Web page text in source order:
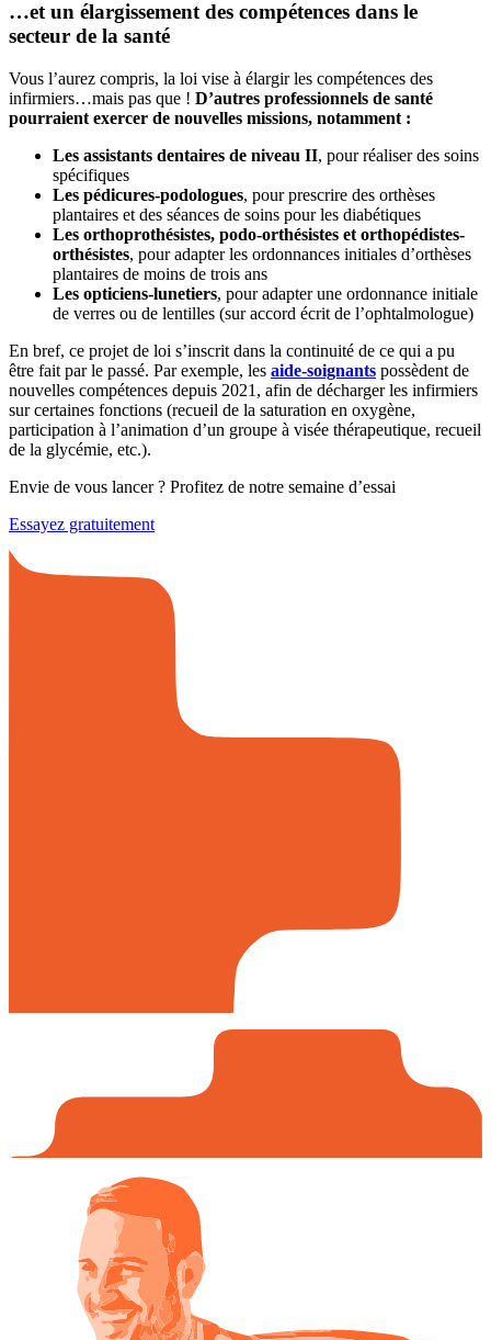
…et un élargissement des compétences dans le
secteur de la santé
Vous l’aurez compris, la loi vise à élargir les compétences des
infirmiers…mais pas que ! D’autres professionnels de santé
pourraient exercer de nouvelles missions, notamment :
Les assistants dentaires de niveau II, pour réaliser des soins
spécifiques
Les pédicures-podologues, pour prescrire des orthèses
plantaires et des séances de soins pour les diabétiques
Les orthoprothésistes, podo-orthésistes et orthopédistes-
orthésistes, pour adapter les ordonnances initiales d’orthèses
plantaires de moins de trois ans
Les opticiens-lunetiers, pour adapter une ordonnance initiale
de verres ou de lentilles (sur accord écrit de l’ophtalmologue)
En bref, ce projet de loi s’inscrit dans la continuité de ce qui a pu
être fait par le passé. Par exemple, les aide-soignants possèdent de
nouvelles compétences depuis 2021, afin de décharger les infirmiers
sur certaines fonctions (recueil de la saturation en oxygène,
participation à l’animation d’un groupe à visée thérapeutique, recueil
de la glycémie, etc.).
Envie de vous lancer ? Profitez de notre semaine d’essai
Essayez gratuitement